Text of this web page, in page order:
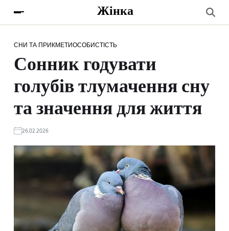
Жінка
СНИ ТА ПРИКМЕТИОСОБИСТІСТЬ
Сонник годувати
голубів тлумачення сну
та значення для життя
26.02.2026